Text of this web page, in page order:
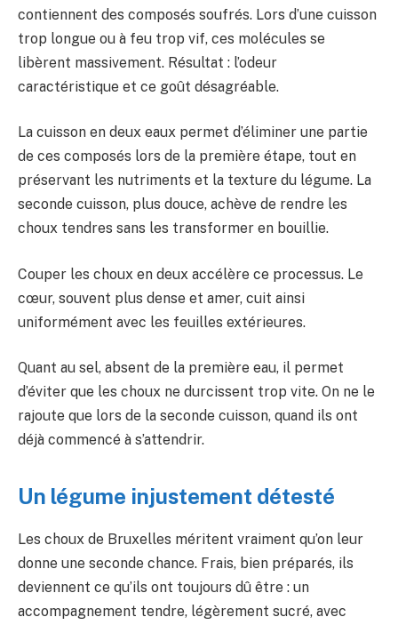
contiennent des composés soufrés. Lors d’une cuisson
trop longue ou à feu trop vif, ces molécules se
libèrent massivement. Résultat : l’odeur
caractéristique et ce goût désagréable.
La cuisson en deux eaux permet d’éliminer une partie
de ces composés lors de la première étape, tout en
préservant les nutriments et la texture du légume. La
seconde cuisson, plus douce, achève de rendre les
choux tendres sans les transformer en bouillie.
Couper les choux en deux accélère ce processus. Le
cœur, souvent plus dense et amer, cuit ainsi
uniformément avec les feuilles extérieures.
Quant au sel, absent de la première eau, il permet
d’éviter que les choux ne durcissent trop vite. On ne le
rajoute que lors de la seconde cuisson, quand ils ont
déjà commencé à s’attendrir.
Un légume injustement détesté
Les choux de Bruxelles méritent vraiment qu’on leur
donne une seconde chance. Frais, bien préparés, ils
deviennent ce qu’ils ont toujours dû être : un
accompagnement tendre, légèrement sucré, avec